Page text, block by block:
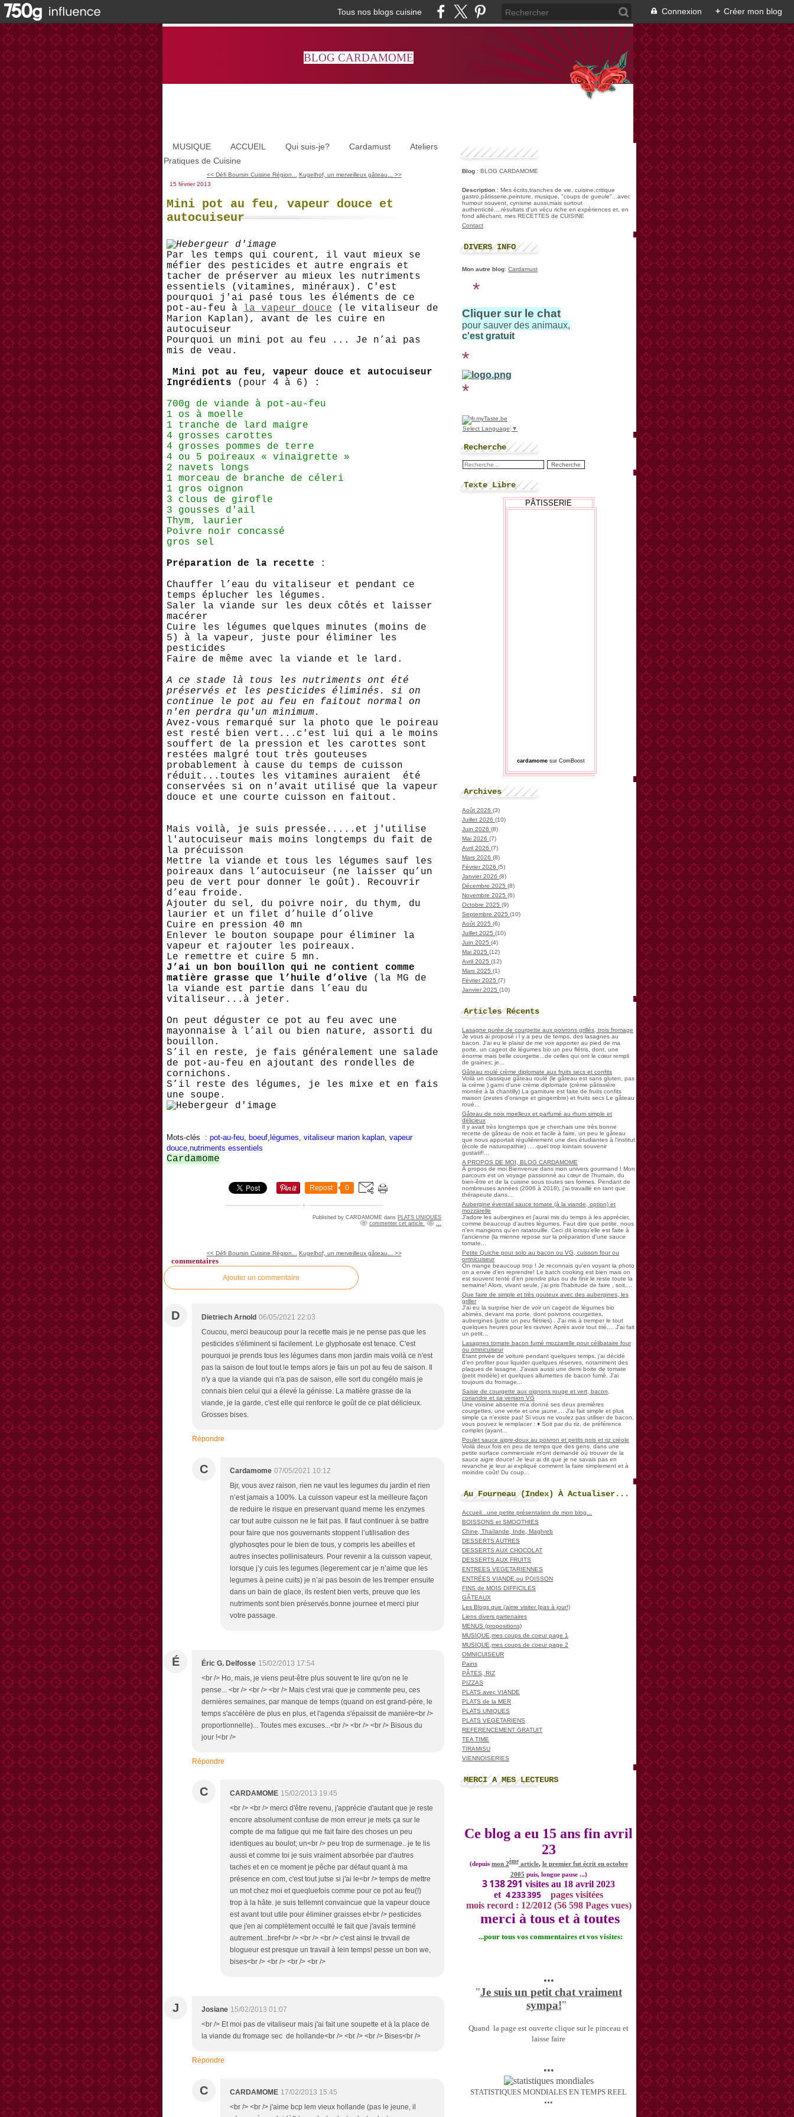
Tous nos blogs cuisine Connexion + Créer mon blog
BLOG CARDAMOME
MUSIQUE ACCUEIL Qui suis-je? Cardamust
Ateliers
Pratiques de Cuisine
<< Défi Boursin Cuisine Région...
Kugelhof, un merveilleux gâteau... >>
15 février 2013
Mini pot au feu, vapeur douce et
autocuiseur
Par les temps qui courent, il vaut mieux se
méfier des pesticides et autre engrais et
tacher de préserver au mieux les nutriments
essentiels (vitamines, minéraux). C'est
pourquoi j'ai pasé tous les éléments de ce
pot-au-feu à
la vapeur douce (le vitaliseur de
Marion Kaplan), avant de les cuire en
autocuiseur
Pourquoi un mini pot au feu ... Je n’ai pas
mis de veau.
Mini pot au feu, vapeur douce et autocuiseur
Ingrédients (pour 4 à 6) :
700g de viande à pot-au-feu
1 os à moelle
1 tranche de lard maigre
4 grosses carottes
4 grosses pommes de terre
4 ou 5 poireaux « vinaigrette »
2 navets longs
1 morceau de branche de céleri
1 gros oignon
3 clous de girofle
3 gousses d'ail
Thym, laurier
Poivre noir concassé
gros sel
Préparation de la recette :
Chauffer l’eau du vitaliseur et pendant ce
temps éplucher les légumes.
Saler la viande sur les deux côtés et laisser
macérer
Cuire les légumes quelques minutes (moins de
5) à la vapeur, juste pour éliminer les
pesticides
Faire de même avec la viande et le lard.
A ce stade là tous les nutriments ont été
préservés et les pesticides éliminés. si on
continue le pot au feu en faitout normal on
n'en perdra qu'un minimum.
Avez-vous remarqué sur la photo que le poireau
est resté bien vert...c'est lui qui a le moins
souffert de la pression et les carottes sont
restées malgré tout très gouteuses
probablement à cause du temps de cuisson
réduit...toutes les vitamines auraient été
conservées si on n'avait utilisé que la vapeur
douce et une courte cuisson en faitout.
Mais voilà, je suis pressée.....et j'utilise
l'autocuiseur mais moins longtemps du fait de
la précuisson
Mettre la viande et tous les légumes sauf les
poireaux dans l’autocuiseur (ne laisser qu’un
peu de vert pour donner le goût). Recouvrir
d’eau froide.
Ajouter du sel, du poivre noir, du thym, du
laurier et un filet d’huile d’olive
Cuire en pression 40 mn
Enlever le bouton soupape pour éliminer la
vapeur et rajouter les poireaux.
Le remettre et cuire 5 mn.
J’ai un bon bouillon qui ne contient comme
matière grasse que l’huile d’olive (la MG de
la viande est partie dans l’eau du
vitaliseur...à jeter.
On peut déguster ce pot au feu avec une
mayonnaise à l’ail ou bien nature, assorti du
bouillon.
S’il en reste, je fais généralement une salade
de pot-au-feu en ajoutant des rondelles de
cornichons.
S’il reste des légumes, je les mixe et en fais
une soupe.
Mots-clés : pot-au-feu, boeuf, légumes, vitaliseur marion kaplan, vapeur
douce,nutriments essentiels
Cardamome
Repost 0
Published by CARDAMOME dans PLATS UNIQUES
commenter cet article
…
<< Défi Boursin Cuisine Région... Kugelhof, un merveilleux gâteau... >>
commentaires
Ajouter un commentaire
D Dietriech Arnold 06/05/2021 22:03
Coucou, merci beaucoup pour la recette mais je ne pense pas que les
pesticides s'éliminent si facilement. Le glyphosate est tenace. C'est
pourquoi je prends tous les légumes dans mon jardin mais voilà ce n'est
pas la saison de tout tout le temps alors je fais un pot au feu de saison. Il
n'y a que la viande qui n'a pas de saison, elle sort du congélo mais je
connais bien celui qui a élevé la génisse. La matière grasse de la
viande, je la garde, c'est elle qui renforce le goût de ce plat délicieux.
Grosses bises.
Répondre
C Cardamome 07/05/2021 10:12
Bjr, vous avez raison, rien ne vaut les legumes du jardin et rien
n’est jamais a 100%. La cuisson vapeur est la meilleure façon
de reduire le risque en preservant quand meme les enzymes
car tout autre cuisson ne le fait pas. Il faut continuer à se battre
pour faire que nos gouvernants stoppent l’utilisation des
glyphosqtes pour le bien de tous, y compris les abeilles et
autres insectes pollinisateurs. Pour revenir a la cuisson vapeur,
lorsque j’y cuis les legumes (legerement car je n’aime que les
legumes à peine cuits) je n’ai pas besoin de les tremper ensuite
dans un bain de glace, ils restent bien verts, preuve que les
nutriments sont bien préservés.bonne journee et merci piur
votre passage.
É Éric G. Delfosse 15/02/2013 17:54
<br /> Ho, mais, je viens peut-être plus souvent te lire qu'on ne le
pense... <br /> <br /> <br /> Mais c'est vrai que je commente peu, ces
dernières semaines, par manque de temps (quand on est grand-père, le
temps s'accélère de plus en plus, et l'agenda s'épaissit de manière<br />
proportionnelle)... Toutes mes excuses...<br /> <br /> <br /> Bisous du
jour !<br />
Répondre
C CARDAMOME 15/02/2013 19:45
<br /> <br /> merci d'être revenu, j'apprécie d'autant que je reste
encore absolument confuse de mon erreur je mets ça sur le
compte de ma fatigue qui me fait faire des choses un peu
identiques au boulot; un<br /> peu trop de surmenage.. je te lis
aussi et comme toi je suis vraiment absorbée par d'autres
taches et en ce moment je pêche par défaut quant à ma
présence en com, c'est tout jutse si j'ai le<br /> temps de mettre
un mot chez moi et queqluefois comme pour ce pot au feu(!)
trop à la hâte. je suis tellemnt convaincue que la vapeur douce
est avant tout utile pour éliminer graisses et<br /> pesticides
que j'en ai complètement occulté le fait que j'avais terminé
autrement...bref<br /> <br /> <br /> c'est ainsi le trvvail de
blogueur est presque un travail à lein temps! pesse un bon we,
bises<br /> <br /> <br /> <br />
J Josiane 15/02/2013 01:07
<br /> Et moi pas de vitaliseur mais j'ai fait une soupette et à la place de
la viande du fromage sec de hollande<br /> <br /> <br /> Bises<br />
Répondre
C CARDAMOME 17/02/2013 15:45
<br /> <br /> j'aime bcp lem vieux hollande (pas le jeune, il
Blog : BLOG CARDAMOME
Description : Mes écrits,tranches de vie, cuisine,critique
gastro,pâtisserie,peinture, musique, "coups de gueule"...avec
humour souvent, cynisme aussi,mais surtout
authenticité....résultats d'un vécu riche en expériences et, en
fond alléchant, mes RECETTES de CUISINE
Contact
DIVERS INFO
Mon autre blog: Cardamust
*
Cliquer sur le chat
pour sauver des animaux,
c'est gratuit
*
*
Select Language ▼
Recherche
Texte Libre
PÂTISSERIE
cardamome sur ComBoost
Archives
Août 2026 (3)
Juillet 2026 (10)
Juin 2026 (8)
Mai 2026 (7)
Avril 2026 (7)
Mars 2026 (8)
Février 2026 (5)
Janvier 2026 (8)
Décembre 2025 (8)
Novembre 2025 (6)
Octobre 2025 (9)
Septembre 2025 (10)
Août 2025 (6)
Juillet 2025 (10)
Juin 2025 (4)
Mai 2025 (12)
Avril 2025 (12)
Mars 2025 (1)
Février 2025 (7)
Janvier 2025 (10)
Articles Récents
Lasagne purée de courgette aux poivrons grillés, trois fromage
Je vous ai proposé i l y a peu de temps, des lasagnes au
bacon. J'ai eu le plaisir de me voir apporter au pied de ma
porte, un cageot de légumes bio un peu flétris, dont, une
énorme mais belle courgette...de celles qui ont le cœur rempli
de graines; je...
Gâteau roulé crème diplomate aux fruits secs et confits
Voilà un classique gâteau roulé (le gâteau est sans gluten, pas
la crème ) garni d'une crème diplomate (crème pâtissière
montée à la chantilly) La garniture est faite de fruits confits
maison (zestes d'orange et gingembre) et fruits secs Le gâteau
roué...
Gâteau de noix moelleux et parfumé au rhum simple et
délicieux
Il y avait très longtemps que je cherchais une très bonne
recette de gâteau de noix et facile à faire, un peu le gâteau
que nous apportait régulièrement une des étudiantes à l'institut
(école de naturopathie) .....quel trop lointain souvenir
gustatif!...
A PROPOS DE MOI, BLOG CARDAMOME
À propos de moi Bienvenue dans mon univers gourmand ! Mon
parcours est un voyage passionné au cœur de l'humain, du
bien-être et de la cuisine sous toutes ses formes. Pendant de
nombreuses années (2006 à 2018), j'ai travaillé en tant que
thérapeute dans...
Aubergine éventail sauce tomate (à la viande, option) et
mozzarelle
J'adore les aubergines et j'aurai mis du temps à les apprécier,
comme beaucoup d'autres légumes. Faut dire que petite, nous
n'en mangions qu'en ratatouille. Ceci dit lorsqu'elle est faite à
l'ancienne (la mienne repose sur la préparation d'une sauce
tomate...
Petite Quiche pour solo au bacon ou VG, cuisson four ou
omnicuiseur
On mange beaucoup trop ! Je reconnais qu'en voyant la photo
on a envie d'en reprendre! Le batch cooking est bien mais on
est souvent tenté d'en prendre plus ou de finir le reste toute la
semaine! Alors, vivant seule, j'ai pris l'habitude de faire , soit,...
Que faire de simple et très gouteux avec des aubergines, les
griller
J'ai eu la surprise hier de voir un cageot de légumes bio
abimés, devant ma porte, dont poivrons courgettes,
aubergines (juste un peu flétries) . J'ai mis à tremper le tout
quelques heures pour les raviver. Après avoir tout trié.... J'ai fait
un petit...
Lasagnes tomate bacon fumé mozzarelle pour célibataire four
ou omnicuiseur
Etant privée de voiture pendant quelques temps, j'ai décidé
d'en profiter pour liquider quelques réserves, notamment des
plaques de lasagne. J'avais aussi une demi boite de tomate
(petit modèle) et quelques allumettes de bacon fumé. J'ai
toujours du fromage...
Saisie de courgette aux oignons rouge et vert, bacon,
coriandre et sa version VG
Une voisine absente m'a donné ses deux premières
courgettes, une verte et une jaune.... J'ai fait simple et plus
simple ça n'existe pas! Si vous ne voulez pas utiliser de bacon,
vous pouvez le remplacer : ♦ Soit par du riz, de préférence
complet (ayant...
Poulet sauce aigre-doux au poivron et petits pois et riz créole
Voilà deux fois en peu de temps que des gens, dans une
petite surface commerciale m'ont demandé où trouver de la
sauce aigre douce! Je leur ai dit que je ne savais pas en
revanche je leur ai expliqué comment la faire simplement et à
moindre coût! Du coup...
Au Fourneau (Index) À Actualiser...
Accueil...une petite présentation de mon blog...
BOISSONS et SMOOTHIES
Chine, Thaïlande, Inde, Maghreb
DESSERTS AUTRES
DESSERTS AUX CHOCOLAT
DESSERTS AUX FRUITS
ENTREES VEGETARIENNES
ENTRÉES VIANDE ou POISSON
FINS de MOIS DIFFICILES
GÂTEAUX
Les Blogs que j'aime visiter (pas à jour!)
Liens divers partenaires
MENUS (propositions)
MUSIQUE,mes coups de coeur page 1
MUSIQUE,mes coups de coeur page 2
OMNICUISEUR
Pains
PÂTES, RIZ
PIZZAS
PLATS avec VIANDE
PLATS de la MER
PLATS UNIQUES
PLATS VEGETARIENS
REFERENCEMENT GRATUIT
TEA TIME
TIRAMISU
VIENNOISERIES
MERCI A MES LECTEURS
Ce blog a eu 15 ans fin avril
23
(depuis mon 2èmearticle, le premier fut écrit en octobre
2005 puis, longue pause ...)
3 138 291 visites au 18 avril 2023
et 4 233 395
pages visitées
mois record : 12/2012 (56 598 Pages vues)
merci à tous et à toutes
...pour tous vos commentaires et vos visites:
•••
"Je suis un petit chat vraiment
sympa!"
Quand la page est ouverte clique sur le pinceau et
laisse faire
•••
STATISTIQUES MONDIALES EN TEMPS REEL
•••